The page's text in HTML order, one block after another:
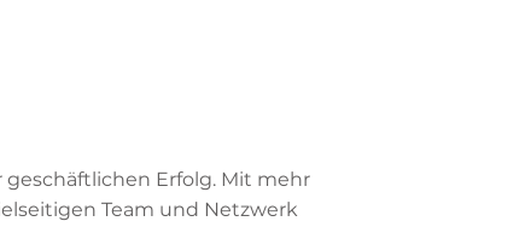
geschäftlichen Erfolg. Mit mehr
Team und Netzwerk